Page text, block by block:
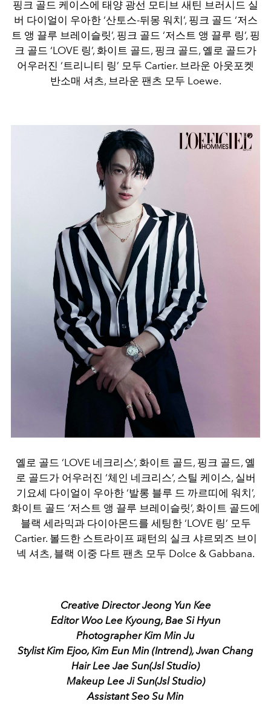
핑크 골드 케이스에 태양 광선 모티브 새틴 브러시드 실
버 다이얼이 우아한 ‘산토스-뒤몽 워치’, 핑크 골드 ‘저스
트 앵 끌루 브레이슬릿’, 핑크 골드 ‘저스트 앵 끌루 링’, 핑
크 골드 ‘LOVE 링’, 화이트 골드, 핑크 골드, 옐로 골드가
어우러진 ‘트리니티 링’ 모두 Cartier. 브라운 아웃포켓
반소매 셔츠, 브라운 팬츠 모두 Loewe.
옐로 골드 ‘LOVE 네크리스’, 화이트 골드, 핑크 골드, 옐
로 골드가 어우러진 ‘체인 네크리스’, 스틸 케이스, 실버
기요셰 다이얼이 우아한 ‘발롱 블루 드 까르띠에 워치’,
화이트 골드 ‘저스트 앵 끌루 브레이슬릿’, 화이트 골드에
블랙 세라믹과 다이아몬드를 세팅한 ‘LOVE 링’ 모두
Cartier. 볼드한 스트라이프 패턴의 실크 샤르뫼즈 브이
넥 셔츠, 블랙 이중 다트 팬츠 모두 Dolce & Gabbana.
Creative Director Jeong Yun Kee
Editor Woo Lee Kyoung, Bae Si Hyun
Photographer Kim Min Ju
Stylist Kim Ejoo, Kim Eun Min (Intrend), Jwan Chang
Hair Lee Jae Sun(Jsl Studio)
Makeup Lee Ji Sun(Jsl Studio)
Assistant Seo Su Min